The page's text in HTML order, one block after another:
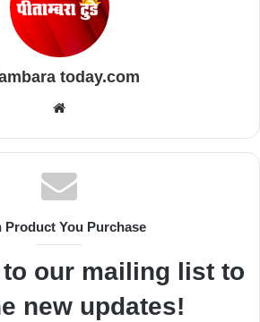
today.com
Website
Product You Purchase
our mailing list to
new updates!